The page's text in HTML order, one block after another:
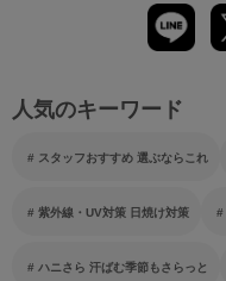
人気のキーワード
スタッフおすすめ 選ぶならこれ
紫外線・UV対策 日焼け対策
ハニさら 汗ばむ季節もさらっと